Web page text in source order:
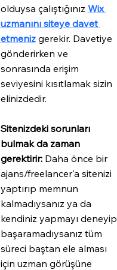
olduysa çalıştığınız Wix
uzmanını siteye davet
etmeniz gerekir. Davetiye
gönderirken ve
sonrasında erişim
seviyesini kısıtlamak sizin
elinizdedir.
Sitenizdeki sorunları
bulmak da zaman
gerektirir: Daha önce bir
ajans/freelancer'a sitenizi
yaptırıp memnun
kalmadıysanız ya da
kendiniz yapmayı deneyip
başaramadıysanız tüm
süreci baştan ele alması
için uzman görüşüne